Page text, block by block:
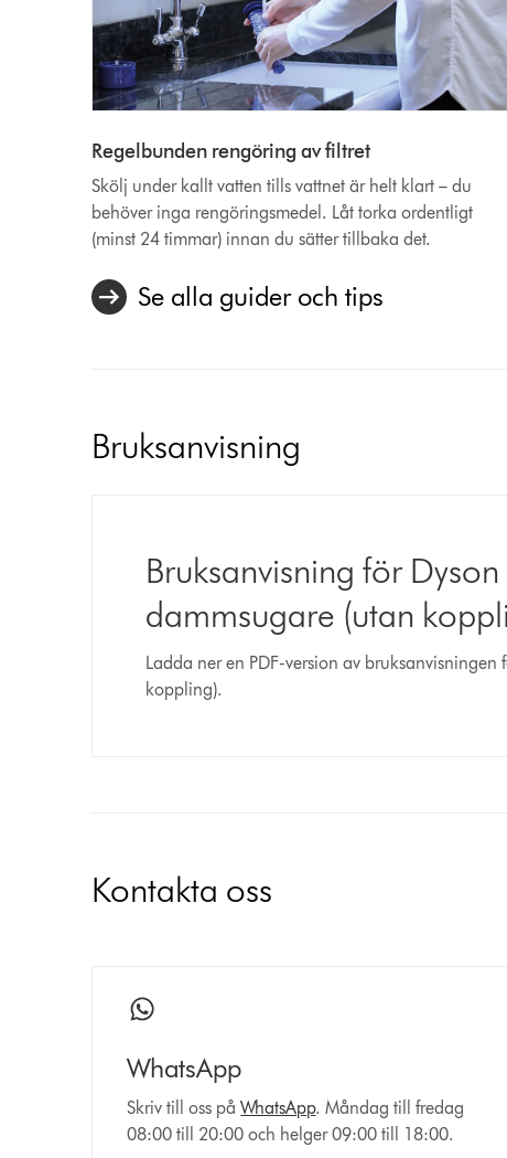
Regelbunden rengöring av filtret
Skölj under kallt vatten tills vattnet är helt klart – du
behöver inga rengöringsmedel. Låt torka ordentligt
(minst 24 timmar) innan du sätter tillbaka det.
Se alla guider och tips
Bruksanvisning
Bruksanvisning för
dammsugare (utan
Ladda ner en PDF-version av
koppling).
Kontakta oss
WhatsApp
Skriv till oss påWhatsApp. Måndag till fredag
08:00 till 20:00 och helger 09:00 till 18:00.